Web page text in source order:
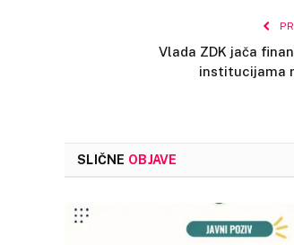
Vlada ZDK jača
institucijama
SLIČNE OBJAVE